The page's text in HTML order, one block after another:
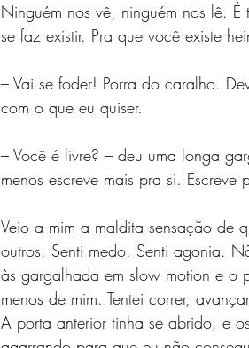
Ninguém nos vê, ninguém nos lê.
se faz existir. Pra que você existe
– Vai se foder! Porra do caralho.
com o que eu quiser.
– Você é livre? – deu uma longa
menos escreve mais pra si.
Veio a mim a maldita sensação de
outros. Senti medo. Senti agonia.
às gargalhada em slow motion e o
menos de mim. Tentei correr,
A porta anterior tinha se abrido, e